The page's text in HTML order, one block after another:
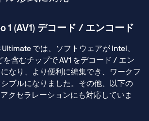
1 (AV1) デコード / エンコード
では、ソフトウェアが Intel、
含むチップで AV1 をデコード / エン
なり、より便利に編集でき、ワークフ
ブルになりました。その他、以下の
クセラレーションにも対応していま